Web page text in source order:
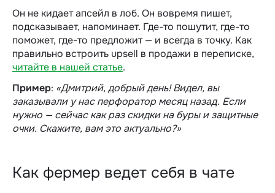
Он не кидает апсейл в лоб. Он вовремя пишет,
подсказывает, напоминает. Где-то пошутит, где-то
поможет, где-то предложит — и всегда в точку. Как
правильно встроить upsell в продажи в переписке,
читайте в нашей статье.
Пример: «Дмитрий, добрый день! Видел, вы
заказывали у нас перфоратор месяц назад. Если
нужно — сейчас как раз скидки на буры и защитные
очки. Скажите, вам это актуально?»
Как фермер ведет себя в чате